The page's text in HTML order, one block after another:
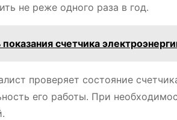
не реже одного раза в год.
счетчика
проверяет состояние
его работы. При